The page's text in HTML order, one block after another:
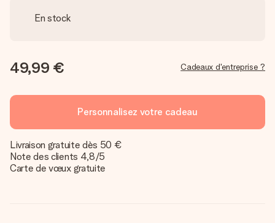
En stock
49,99 € Cadeaux d'entreprise ?
Personnalisez votre cadeau
Livraison gratuite dès 50 €
Note des clients 4,8/5
Carte de vœux gratuite